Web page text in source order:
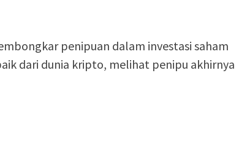
penipuan dalam investasi saham
dari dunia kripto, melihat penipu akhirnya